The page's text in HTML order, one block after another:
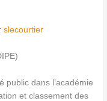
slecourtier
public dans l’académie
et classement des